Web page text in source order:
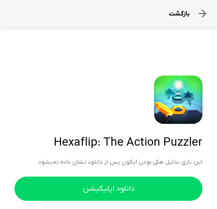
بازگشت
Hexaflip: The Action Puzzler
این بازی بدلیل هکی بودن ایکون پس از دانلود نشان داده نمیشود
دانلود اپلیکیشن